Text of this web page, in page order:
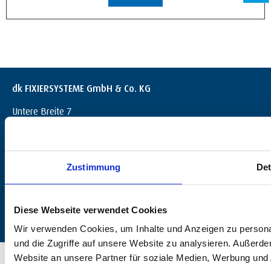
Zustimmung
Diese Webseite verwendet Cookies
Wir verwenden Cookies, um Inhalte und Anzeigen zu
und die Zugriffe auf unsere Website zu analysieren.
Website an unsere Partner für soziale Medien, Werbung
dk FIXIERSYSTEME GmbH & Co. KG
Untere Breite 7
+49 (0) 7072 / 60042-0
info@dk-fixiersysteme.de
© 2026 dk FIXIERSYSTEME GmbH & Co. KG – Alle Rechte vorbehalten.